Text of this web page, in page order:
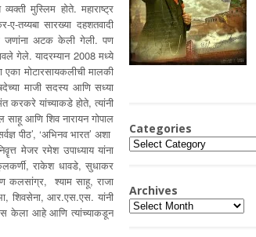
मुस्लिम होते. महाराष्ट्र
तय्यबा सारख्या दहशतवादी
जणांना अटक केली गेली. पण
गेले. यादरम्यान 2008 मध्ये
एका मोटारसायकलीची मालकी
माजी सदस्य आणि सध्या
करकरे यांच्याकडे होते, त्यांनी
साहू आणि शिव नारायन गोपाल
पीठ’, ‘अभिनव भारत’ अशा
मेजर रमेश उपाध्याय यांना
राकेश धावडे, सुधाकर
कलसांग्र, श्याम साहू, राजा
शिवसेना, आर.एस.एस. यांनी
केला आहे आणि त्यांच्याकडून
Categories
Categories
Archives
Archives